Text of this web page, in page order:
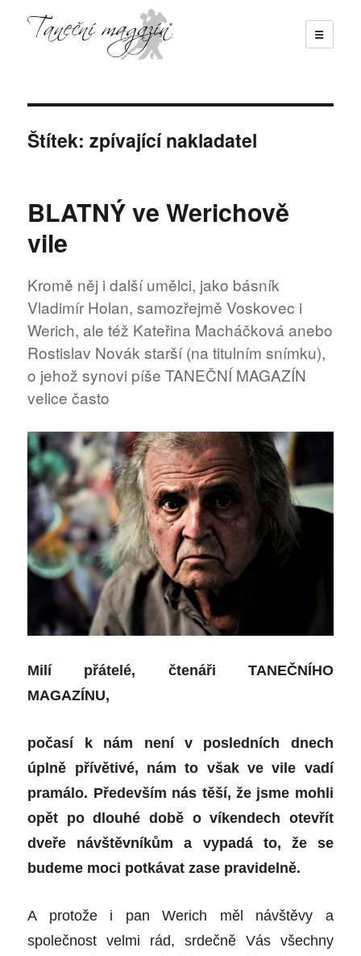
☰
Štítek:zpívající nakladatel
BLATNÝ ve Werichově
vile
Kromě něj i další umělci, jako básník
Vladimír Holan, samozřejmě Voskovec i
Werich, ale též Kateřina Macháčková anebo
Rostislav Novák starší (na titulním snímku),
o jehož synovi píše TANEČNÍ MAGAZÍN
velice často
Milí přátelé, čtenáři TANEČNÍHO
MAGAZÍNU,
počasí k nám není v posledních dnech
úplně přívětivé, nám to však ve vile vadí
pramálo. Především nás těší, že jsme mohli
opět po dlouhé době o víkendech otevřít
dveře návštěvníkům a vypadá to, že se
budeme moci potkávat zase pravidelně.
A protože i pan Werich měl návštěvy a
společnost velmi rád, srdečně Vás všechny